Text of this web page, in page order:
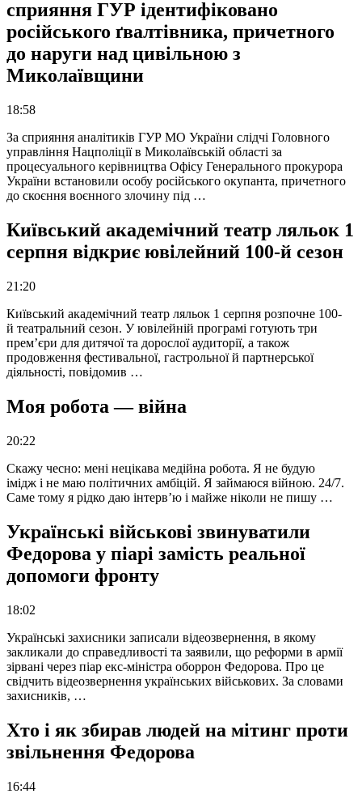
сприяння ГУР ідентифіковано
російського ґвалтівника, причетного
до наруги над цивільною з
Миколаївщини
18:58
За сприяння аналітиків ГУР МО України слідчі Головного
управління Нацполіції в Миколаївській області за
процесуального керівництва Офісу Генерального прокурора
України встановили особу російського окупанта, причетного
до скоєння воєнного злочину під …
Київський академічний театр ляльок 1
серпня відкриє ювілейний 100-й сезон
21:20
Київський академічний театр ляльок 1 серпня розпочне 100-
й театральний сезон. У ювілейній програмі готують три
прем’єри для дитячої та дорослої аудиторії, а також
продовження фестивальної, гастрольної й партнерської
діяльності, повідомив …
Моя робота — війна
20:22
Скажу чесно: мені нецікава медійна робота. Я не будую
імідж і не маю політичних амбіцій. Я займаюся війною. 24/7.
Саме тому я рідко даю інтерв’ю і майже ніколи не пишу …
Українські військові звинуватили
Федорова у піарі замість реальної
допомоги фронту
18:02
Українські захисники записали відеозвернення, в якому
закликали до справедливості та заявили, що реформи в армії
зірвані через піар екс-міністра оборрон Федорова. Про це
свідчить відеозвернення українських військових. За словами
захисників, …
Хто і як збирав людей на мітинг проти
звільнення Федорова
16:44